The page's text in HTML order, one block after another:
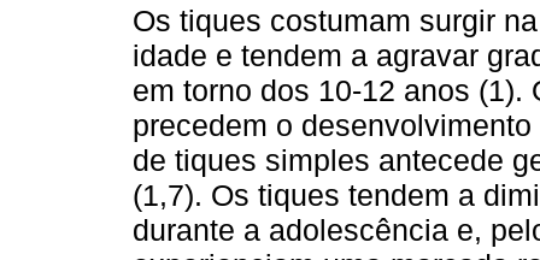
Os tiques costumam surgir
idade e tendem a agravar
em torno dos 10-12 anos (1).
precedem o
de tiques simples antecede
(1,7). Os tiques tendem a
durante a adolescência e,